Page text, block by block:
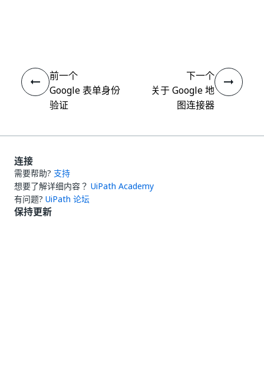
前一个
Google 表单身份
验证
下一个
关于 Google 地
图连接器
连接
需要帮助? 支持
想要了解详细内容？ UiPath Academy
有问题? UiPath 论坛
保持更新